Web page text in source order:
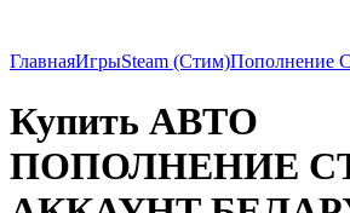
ГлавнаяИгрыSteam (Стим)Пополнение
Купить АВТО
ПОПОЛНЕНИЕ